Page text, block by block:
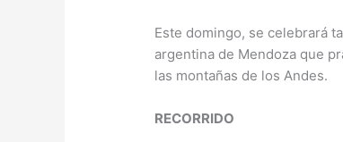
Este domingo, se celebrará
argentina de Mendoza que
las montañas de los Andes.
RECORRIDO